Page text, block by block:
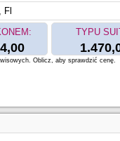
Fl
TYPU
Oblicz, aby sprawdzić cenę.